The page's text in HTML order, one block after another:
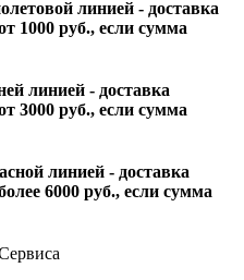
линией - доставка
1000 руб., если сумма
линией - доставка
3000 руб., если сумма
линией - доставка
6000 руб., если сумма